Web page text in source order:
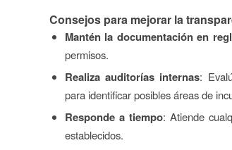
Consejos para mejorar la
Mantén la documentación en
permisos.
Realiza auditorías internas:
para identificar posibles áreas de
Responde a tiempo: Atiende
establecidos.